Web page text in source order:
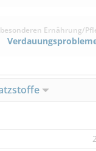
Ernährung/